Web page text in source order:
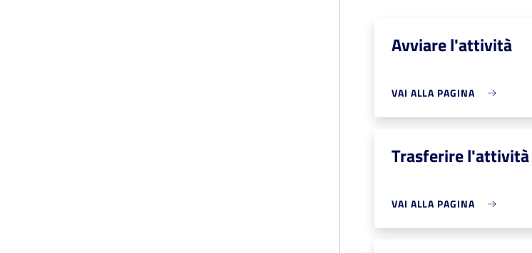
Avviare l'attività
VAI ALLA PAGINA
Trasferire l'attività
VAI ALLA PAGINA